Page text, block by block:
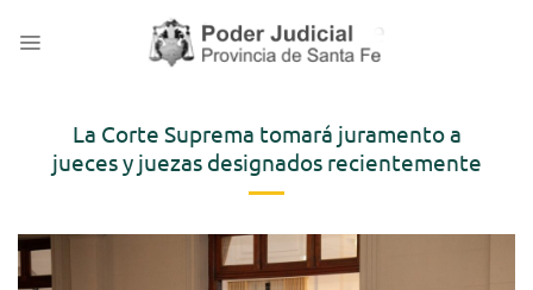
La Corte Suprema tomará juramento a
jueces y juezas designados recientemente